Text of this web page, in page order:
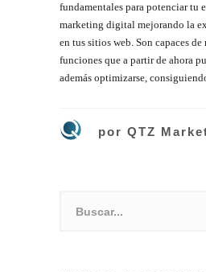
fundamentales para potenciar tu
marketing digital mejorando la
en tus sitios web. Son capaces de
funciones que a partir de ahora
además optimizarse,
por QTZ